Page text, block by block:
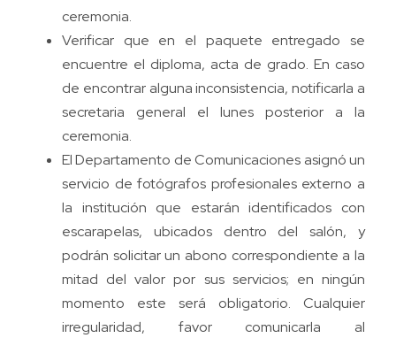
ceremonia.
Verificar que en el paquete entregado se
encuentre el diploma, acta de grado. En caso
de encontrar alguna inconsistencia, notificarla a
secretaria general el lunes posterior a la
ceremonia.
El Departamento de Comunicaciones asignó un
servicio de fotógrafos profesionales externo a
la institución que estarán identificados con
escarapelas, ubicados dentro del salón, y
podrán solicitar un abono correspondiente a la
mitad del valor por sus servicios; en ningún
momento este será obligatorio. Cualquier
irregularidad, favor comunicarla al